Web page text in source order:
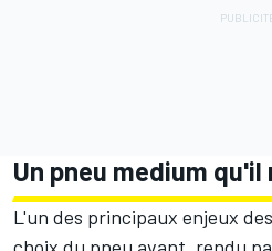
Un pneu medium
L'un des principaux enjeux